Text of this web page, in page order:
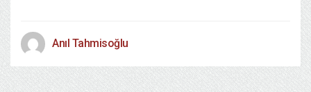
Anıl Tahmisoğlu